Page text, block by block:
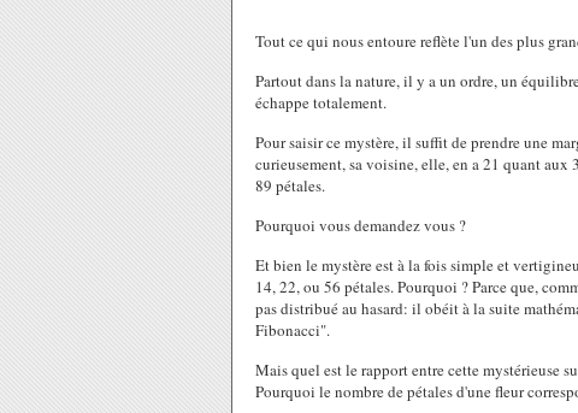
Tout ce qui nous entoure reflète l'un des plus
Partout dans la nature, il y a un ordre, un
échappe totalement.
Pour saisir ce mystère, il suffit de prendre une
curieusement, sa voisine, elle, en a 21 quant
89 pétales.
Pourquoi vous demandez vous ?
Et bien le mystère est à la fois simple et
14, 22, ou 56 pétales. Pourquoi ? Parce que,
pas distribué au hasard: il obéit à la suite
Fibonacci".
Mais quel est le rapport entre cette mystérieuse
Pourquoi le nombre de pétales d'une fleur